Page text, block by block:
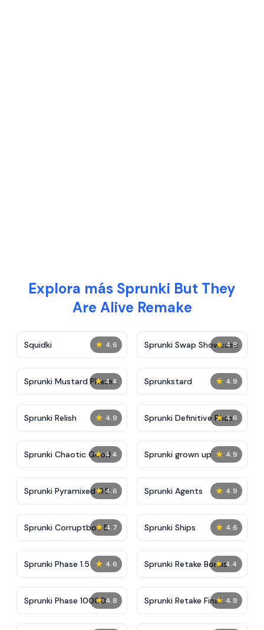
Explora más Sprunki But They
Are Alive Remake
★ 4.6
Squidki ★ 4.8
Sprunki Swap Showcase
★ 4.4
Sprunki Mustard Phase
2
★ 4.9
Sprunkstard
★ 4.9
Sprunki Relish ★ 4.6
Sprunki Definitive Phase
7
★ 4.4
Sprunki Chaotic Good ★ 4.9
Sprunki grown up
★ 4.6
Sprunki Pyramixed 0.9 ★ 4.9
Sprunki Agents
★ 4.7
Sprunki Corruptbox 5 ★ 4.6
Sprunki Ships
★ 4.6
Sprunki Phase 1.5 ★ 4.4
Sprunki Retake Bonus
★ 4.8
Sprunki Phase 10000 ★ 4.8
Sprunki Retake Final
Update